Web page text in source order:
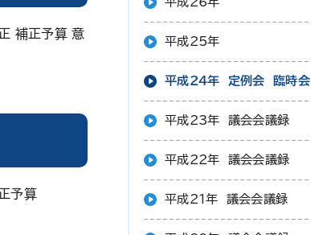
補正予算 意
予算
平成25年
平成24年 定例会 臨時会
平成23年 議会会議録
平成22年 議会会議録
平成21年 議会会議録